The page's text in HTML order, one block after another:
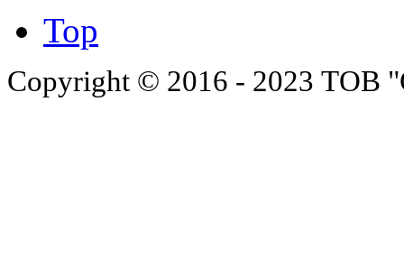
Top
Copyright © 2016 - 2023 ТОВ